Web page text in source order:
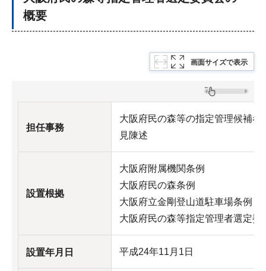
概要
画面サイズで表示
担任事務
大阪府民の森等の指定管理候補
見陳述
設置根拠
大阪府附属機関条例
大阪府民の森条例
大阪府立金剛登山道駐車場条例
大阪府民の森等指定管理者選定委
設置年月日 平成24年11月1日